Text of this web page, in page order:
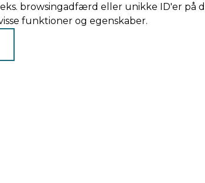
browsingadfærd eller unikke ID'er
funktioner og egenskaber.